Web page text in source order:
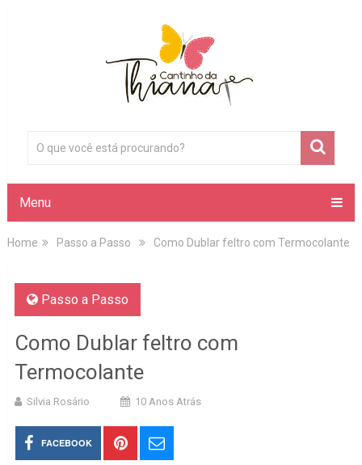
Menu
Home Passo a Passo Como Dublar feltro com Termocolante
Passo a Passo
Como Dublar feltro com
Termocolante
Silvia Rosário 10 Anos Atrás
FACEBOOK